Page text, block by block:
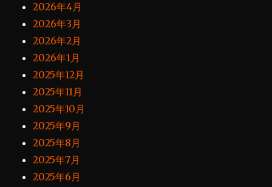
2026年4月
2026年3月
2026年2月
2026年1月
2025年12月
2025年11月
2025年10月
2025年9月
2025年8月
2025年7月
2025年6月